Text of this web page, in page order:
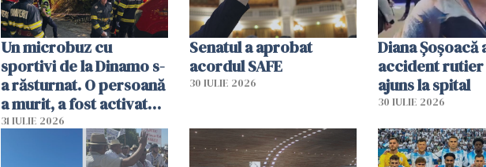
Un microbuz cu
sportivi de la Dinamo s-
a răsturnat. O persoană
a murit, a fost activat
planul roșu de
31 IULIE 2026
Senatul a aprobat
acordul SAFE
30 IULIE 2026
Diana Șoșoacă
accident rutier
ajuns la spital
30 IULIE 2026